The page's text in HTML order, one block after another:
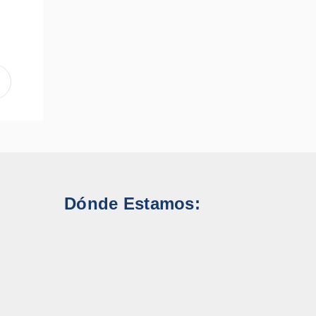
Dónde Estamos: